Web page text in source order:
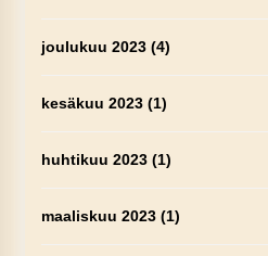
joulukuu 2023(4)
kesäkuu 2023(1)
huhtikuu 2023(1)
maaliskuu 2023(1)